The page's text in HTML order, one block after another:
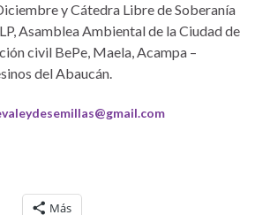
y Cátedra Libre de Soberanía
Asamblea Ambiental de la Ciudad de
civil BePe, Maela, Acampa –
del Abaucán.
Más